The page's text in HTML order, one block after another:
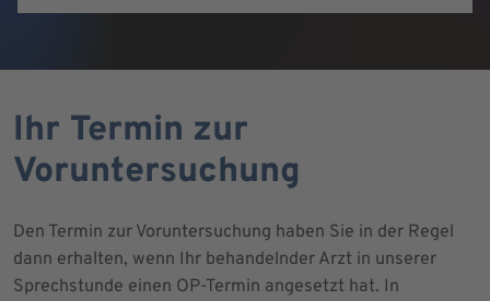
Ihr Termin zur
Voruntersuchung
Den Termin zur Voruntersuchung haben Sie in der Regel
dann erhalten, wenn Ihr behandelnder Arzt in unserer
Sprechstunde einen OP-Termin angesetzt hat. In